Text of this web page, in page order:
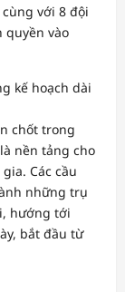
với 8 đội
quyền vào
kế hoạch dài
chốt trong
nền tảng cho
Các cầu
những trụ
hướng tới
bắt đầu từ